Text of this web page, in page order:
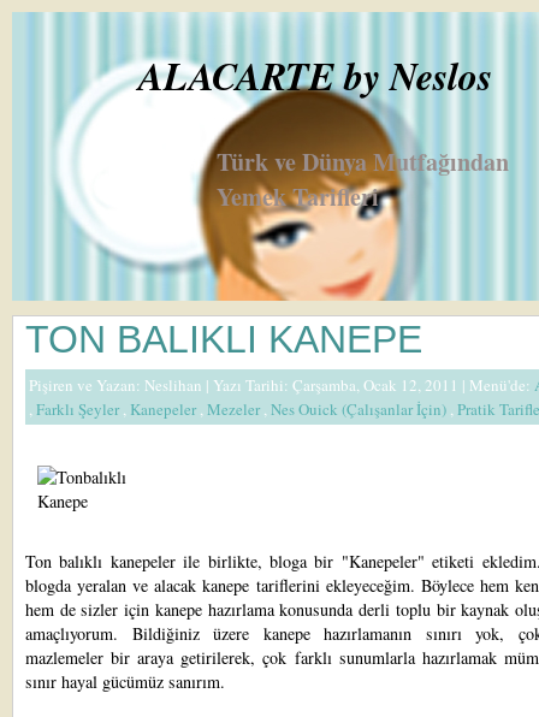
ALACARTE by Neslos
Türk ve Dünya Mutfağından
Yemek Tarifleri
TON BALIKLI KANEPE
Pişiren ve Yazan: Neslihan | Yazı Tarihi: Çarşamba, Ocak 12, 2011 | Menü'de:
,Farklı Şeyler, Kanepeler,Mezeler,Nes Ouick (Çalışanlar İçin) ,Pratik
Ton balıklı kanepeler ile birlikte, bloga bir "Kanepeler" etiketi
blogda yeralan ve alacak kanepe tariflerini ekleyeceğim. Böylece hem
hem de sizler için kanepe hazırlama konusunda derli toplu bir kaynak
amaçlıyorum. Bildiğiniz üzere kanepe hazırlamanın sınırı yok,
mazlemeler bir araya getirilerek, çok farklı sunumlarla hazırlamak
sınır hayal gücümüz sanırım.